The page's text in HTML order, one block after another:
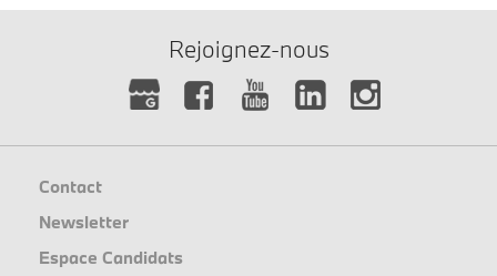
Rejoignez-nous
Contact
Newsletter
Espace Candidats